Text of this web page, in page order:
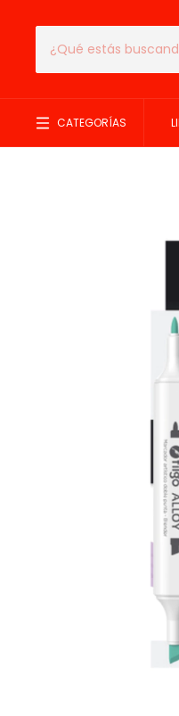
CATEGORÍAS